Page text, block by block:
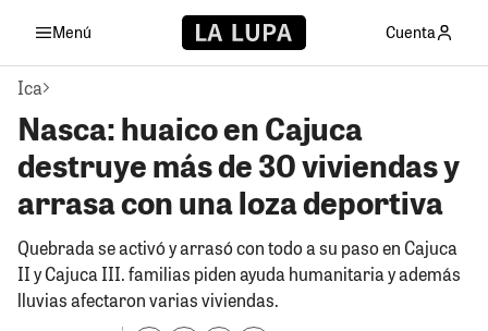
Menú Cuenta
Ica
Nasca: huaico en Cajuca
destruye más de 30 viviendas y
arrasa con una loza deportiva
Quebrada se activó y arrasó con todo a su paso en Cajuca
II y Cajuca III. familias piden ayuda humanitaria y además
lluvias afectaron varias viviendas.